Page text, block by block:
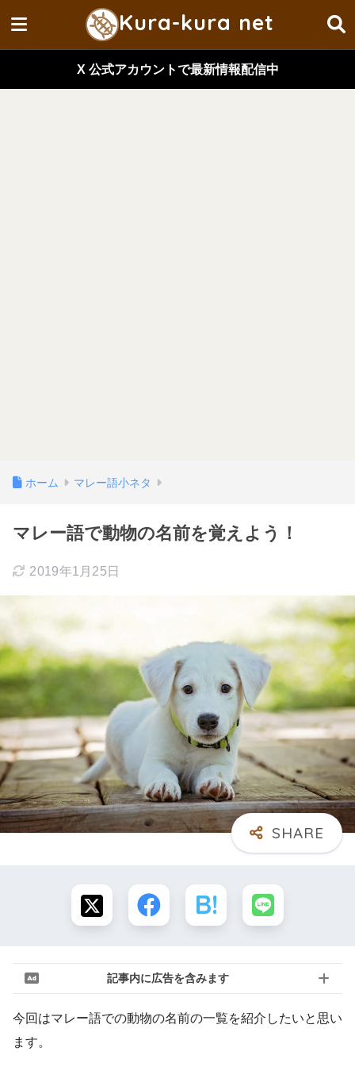
Kura-kura net
X 公式アカウントで最新情報配信中
ホーム マレー語小ネタ
マレー語で動物の名前を覚えよう！
2019年1月25日
記事内に広告を含みます
今回はマレー語での動物の名前の一覧を紹介したいと思い
ます。